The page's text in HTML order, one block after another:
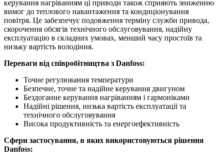
керування нагріванням ці приводи також сприяють зниженню
вимог до теплового навантаження та кондиціонування
повітря. Це забезпечує подовження терміну служби привода,
скорочення обсягів технічного обслуговування, надійну
експлуатацію в складних умовах, менший часу простоїв та
низьку вартість володіння.
Переваги від співробітництва з Danfoss:
Точне регулювання температури
Безпечне, точне та надійне керування двигуном
Бездоганне керування нагріванням і гармоніками
Надійні рішення, низька вартість експлуатації та
технічного обслуговування
Висока продуктивність та енергоефективність
Сфери застосування, в яких використовуються рішення
Danfoss: